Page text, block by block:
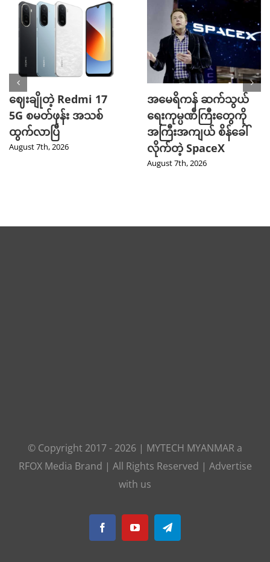
ဈေးချိုတဲ့ Redmi 17
5G စမတ်ဖုန်း အသစ်
ထွက်လာပြီ
August 7th, 2026
အမေရိကန် ဆက်သွယ်
ရေးကုမ္ပဏီကြီးတွေကို
အကြီးအကျယ် စိန်ခေါ်
လိုက်တဲ့ SpaceX
August 7th, 2026
© Copyright 2017 - 2026 | MYTECH MYANMAR a
RFOX Media Brand | All Rights Reserved | Advertise
with us
FacebookYouTubeTelegram